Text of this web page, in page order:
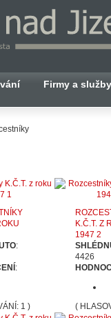
Firmy a služby
:
:
1 )
K.Č.T. Z
1947 2
4426
(